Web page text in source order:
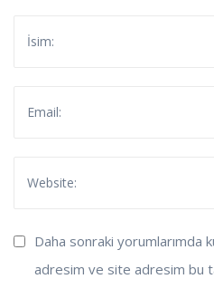
Daha sonraki yorumlarımda
adresim ve site adresim bu